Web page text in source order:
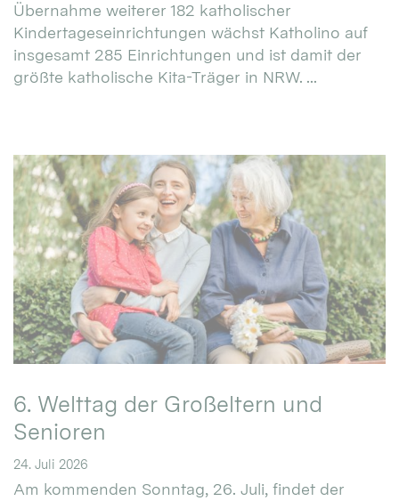
Übernahme weiterer 182 katholischer
Kindertageseinrichtungen wächst Katholino auf
insgesamt 285 Einrichtungen und ist damit der
größte katholische Kita-Träger in NRW. ...
6. Welttag der Großeltern und
Senioren
24. Juli 2026
Am kommenden Sonntag, 26. Juli, findet der